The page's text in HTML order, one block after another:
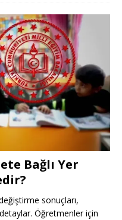
Bağlı Yer
sonuçları,
Öğretmenler için